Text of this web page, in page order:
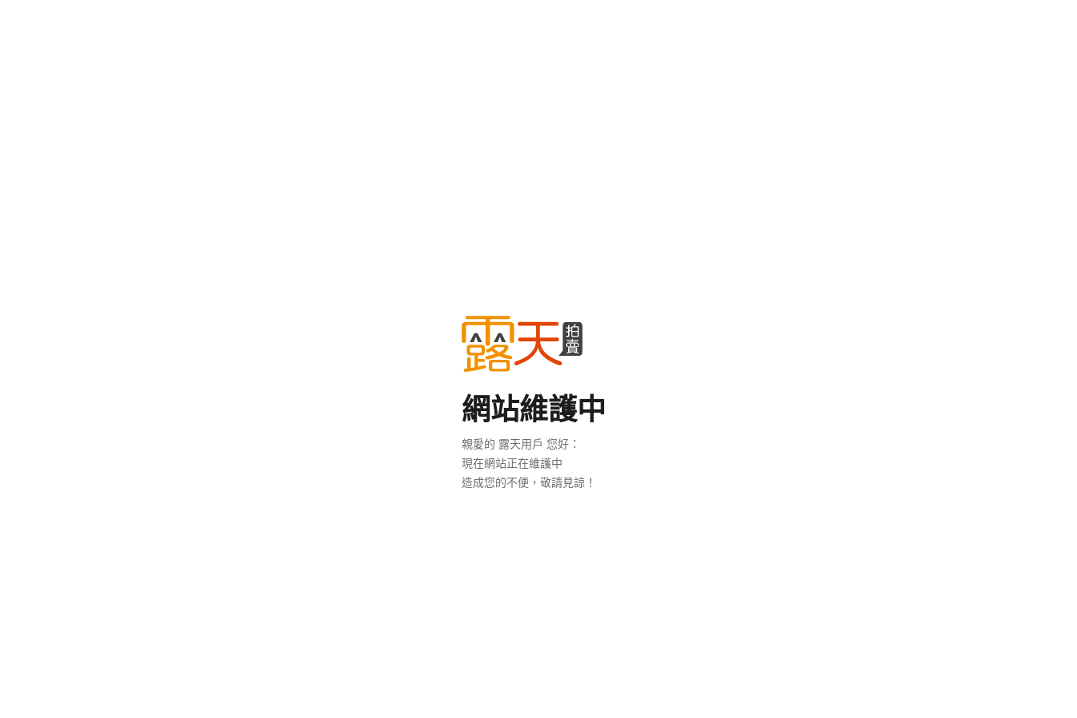
網站維護中
親愛的 露天用戶 您好：
現在網站正在維護中
造成您的不便，敬請見諒！